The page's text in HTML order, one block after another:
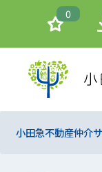
0
小田急不動産仲介サ